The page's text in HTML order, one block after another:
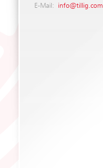
E-Mail: info@tillig.com